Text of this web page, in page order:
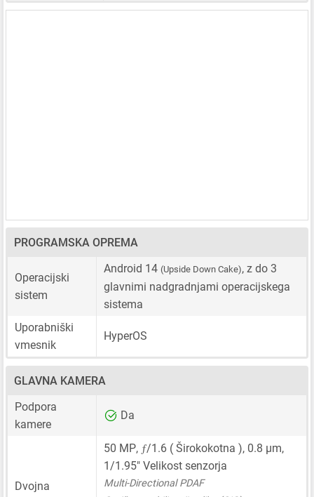
PROGRAMSKA OPREMA
Operacijski
sistem
Android 14 (Upside Down Cake), z do 3
glavnimi nadgradnjami operacijskega
sistema
Uporabniški
vmesnik
HyperOS
GLAVNA KAMERA
Podpora
kamere
Da
Dvojna
50 MP, ƒ/1.6 ( Širokokotna ), 0.8 μm,
1/1.95" Velikost senzorja
Multi-Directional PDAF